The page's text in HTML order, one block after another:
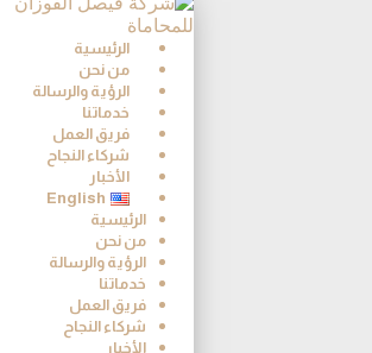
الرئيسية
من نحن
الرؤية والرسالة
خدماتنا
فريق العمل
شركاء النجاح
الأخبار
English
الرئيسية
من نحن
الرؤية والرسالة
خدماتنا
فريق العمل
شركاء النجاح
الأخبار